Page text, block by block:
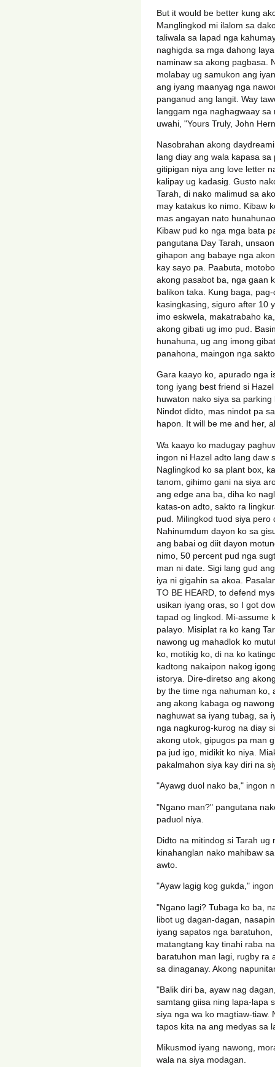
But it would be better kung
Manglingkod mi ilalom sa
taliwala sa lapad nga
naghigda sa mga dahong
naminaw sa akong pagbasa.
molabay ug samukon ang
ang iyang maanyag nga
panganud ang langit. Way
langgam nga naghagwaay
uwahi, "Yours Truly, John
Nasobrahan akong
lang diay ang wala kapasa
gitipigan niya ang love letter
kalipay ug kadasig. Gusto
Tarah, di nako malimud sa
may katakus ko nimo. Kibaw
mas angayan nato
Kibaw pud ko nga mga bata
pangutana Day Tarah,
gihapon ang babaye nga
kay sayo pa. Paabuta,
akong pasabot ba, nga gaan
balikon taka. Kung baga,
kasingkasing, siguro after 10
imo eskwela, makatrabaho
akong gibati ug imo pud.
hunahuna, ug ang imong
panahona, maingon nga
Gara kaayo ko, apurado nga
tong iyang best friend si
huwaton nako siya sa
Nindot didto, mas nindot pa
hapon. It will be me and her,
Wa kaayo ko madugay
ingon ni Hazel adto lang daw
Naglingkod ko sa plant box,
tanom, gihimo gani na siya
ang edge ana ba, diha ko
katas-on adto, sakto ra
pud. Milingkod tuod siya
Nahinumdum dayon ko sa
ang babai og diit dayon
nimo, 50 percent pud nga
man ni date. Sigi lang gud
iya ni gigahin sa akoa.
TO BE HEARD, to defend
usikan iyang oras, so I got
tapad og lingkod. Mi-assume
palayo. Misiplat ra ko kang
nawong ug mahadlok ko
ko, motikig ko, di na ko
kadtong nakaipon nakog
istorya. Dire-diretso ang
by the time nga nahuman ko,
ang akong kabaga og
naghuwat sa iyang tubag, sa
nga nagkurog-kurog na diay
akong utok, gipugos pa man
pa jud igo, midikit ko niya.
pakalmahon siya kay diri na
"Ayawg duol nako ba," ingon
"Ngano man?" pangutana
paduol niya.
Didto na mitindog si Tarah ug
kinahanglan nako mahibaw
awto.
"Ayaw lagig kog gukda,"
"Ngano lagi? Tubaga ko ba,
libot ug dagan-dagan,
iyang sapatos nga
matangtang kay tinahi raba
baratuhon man lagi, rugby ra
sa dinaganay. Akong
"Balik diri ba, ayaw nag
samtang giisa ning lapa-lapa
siya nga wa ko magtiaw-tiaw.
tapos kita na ang medyas sa
Mikusmod iyang nawong,
wala na siya modagan.